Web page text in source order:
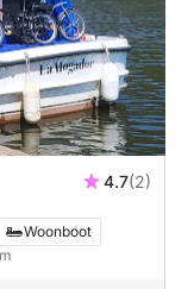
4.7(2)
Woonboot